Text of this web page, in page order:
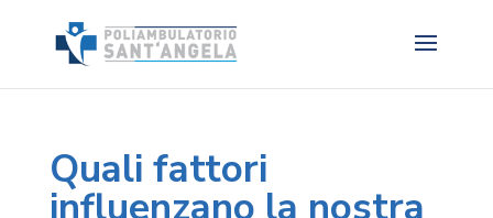
Quali fattori
influenzano la nostra